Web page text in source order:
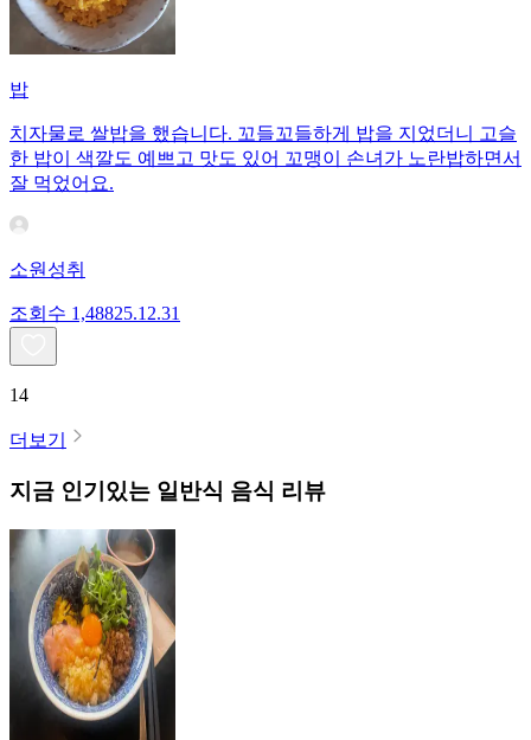
밥
치자물로 쌀밥을 했습니다. 꼬들꼬들하게 밥을 지었더니 고슬
한 밥이 색깔도 예쁘고 맛도 있어 꼬맹이 손녀가 노란밥하면서
잘 먹었어요.
소원성취
조회수 1,48825.12.31
14
더보기
지금 인기있는 일반식 음식 리뷰